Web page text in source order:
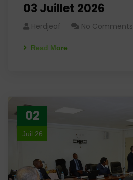
03 Juillet 2026
Herdjeaf No Comments
Read More
02
Juil 26